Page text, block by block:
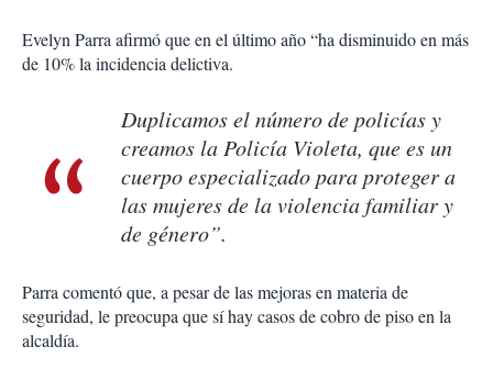
Evelyn Parra afirmó que en el último año “ha disminuido en más
de 10% la incidencia delictiva.
Duplicamos el número de policías y
creamos la Policía Violeta, que es un
cuerpo especializado para proteger a
las mujeres de la violencia familiar y
de género”.
Parra comentó que, a pesar de las mejoras en materia de
seguridad, le preocupa que sí hay casos de cobro de piso en la
alcaldía.